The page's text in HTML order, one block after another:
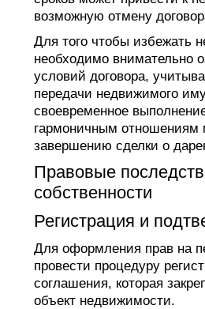
возможную отмену
Для того чтобы избежать
необходимо внимательно
условий договора,
передачи недвижимого
своевременное
гармоничным
завершению сделки о
Правовые
собственности
Регистрация и
Для оформления прав на
провести процедуру
соглашения, которая
объект недвижимости.